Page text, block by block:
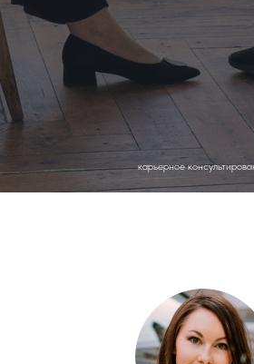
карьерное